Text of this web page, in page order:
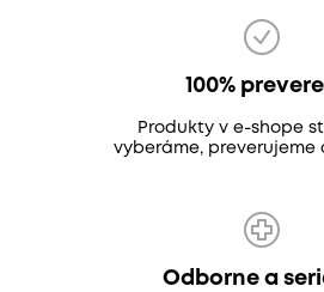
100%
Produkty v e-shope
vyberáme, preverujeme
Odborne a